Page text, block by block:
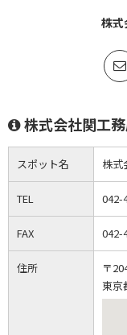
株式
株式会社関工
スポット名 株式
TEL 042-
FAX 042-
住所
〒
東京